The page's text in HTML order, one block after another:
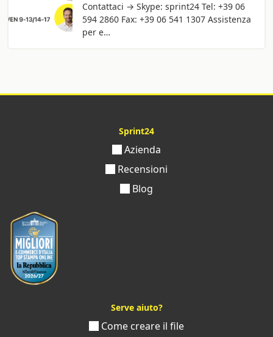
Contattaci → Skype: sprint24 Tel: +39 06
594 2860 Fax: +39 06 541 1307 Assistenza
per e…
Sprint24
Azienda
Recensioni
Blog
Serve aiuto?
Come creare il file